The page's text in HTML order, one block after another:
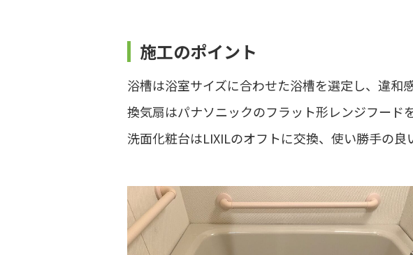
施工のポイント
浴槽は浴室サイズに合わせた浴槽を選定し、違和
換気扇はパナソニックのフラット形レンジフー
洗面化粧台はLIXILのオフトに交換、使い勝手の良